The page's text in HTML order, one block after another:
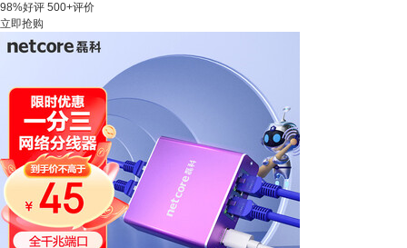
98%好评 500+评价
立即抢购